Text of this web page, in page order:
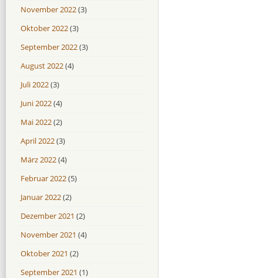
November 2022(3)
Oktober 2022(3)
September 2022(3)
August 2022(4)
Juli 2022(3)
Juni 2022(4)
Mai 2022(2)
April 2022(3)
März 2022(4)
Februar 2022(5)
Januar 2022(2)
Dezember 2021 (2)
November 2021 (4)
Oktober 2021 (2)
September 2021 (1)